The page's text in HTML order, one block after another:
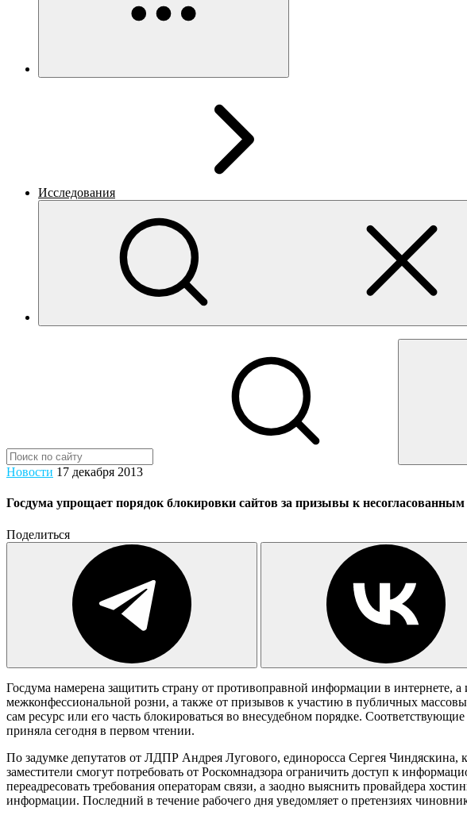
Исследования
Новости 17 декабря 2013
Госдума упрощает порядок блокировки сайтов за призывы к
Поделиться
Госдума намерена защитить страну от противоправной информации в
межконфессиональной розни, а также от призывов к участию в публичных
сам ресурс или его часть блокироваться во внесудебном порядке.
приняла сегодня в первом чтении.
По задумке депутатов от ЛДПР Андрея Лугового, единоросса Сергея
заместители смогут потребовать от Роскомнадзора ограничить доступ к
переадресовать требования операторам связи, а заодно выяснить провайдера
информации. Последний в течение рабочего дня уведомляет о претензиях